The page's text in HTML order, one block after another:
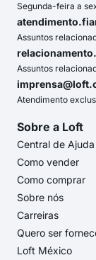
Segunda-feira a
Assuntos
Assuntos
Atendimento
Sobre a Loft
Central de Ajuda
Como vender
Como comprar
Sobre nós
Carreiras
Quero ser
Loft México